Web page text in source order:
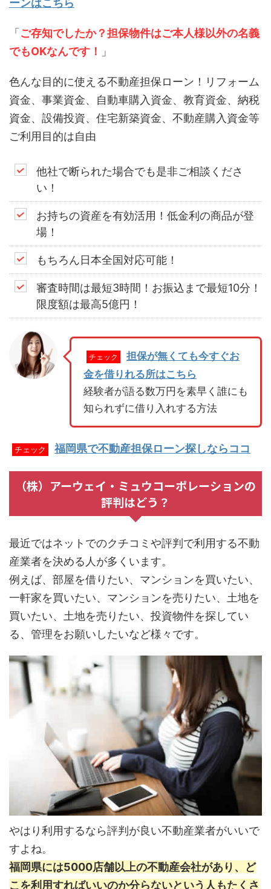
ーンはこちら
「 ご存知でしたか？担保物件はご本人様以外の名義
でもOKなんです！
」
色んな目的に使える不動産担保ローン！リフォーム
資金、事業資金、自動車購入資金、教育資金、納税
資金、設備投資、住宅新築資金、不動産購入資金等
ご利用目的は自由
他社で断られた場合でも是非ご相談くださ
い！
お持ちの資産を有効活用！低金利の商品が登
場！
もちろん日本全国対応可能！
審査時間は最短3時間！お振込まで最短10分！
限度額は最高5億円！
チェック
担保が無くても今すぐお
金を借りれる所はこちら
経験者が語る数万円を素早く誰にも
知られずに借り入れする方法
チェック 福岡県で不動産担保ローン探しならココ
（株）アーウェイ・ミュウコーポレーションの
評判はどう？
最近ではネットでのクチコミや評判で利用する不動
産業者を決める人が多くいます。
例えば、部屋を借りたい、マンションを買いたい、
一軒家を買いたい、マンションを売りたい、土地を
買いたい、土地を売りたい、投資物件を探してい
る、管理をお願いしたいなど様々です。
やはり利用するなら評判が良い不動産業者がいいで
すよね。
福岡県には5000店舗以上の不動産会社があり、ど
こを利用すればいいのか分らないという人もたくさ